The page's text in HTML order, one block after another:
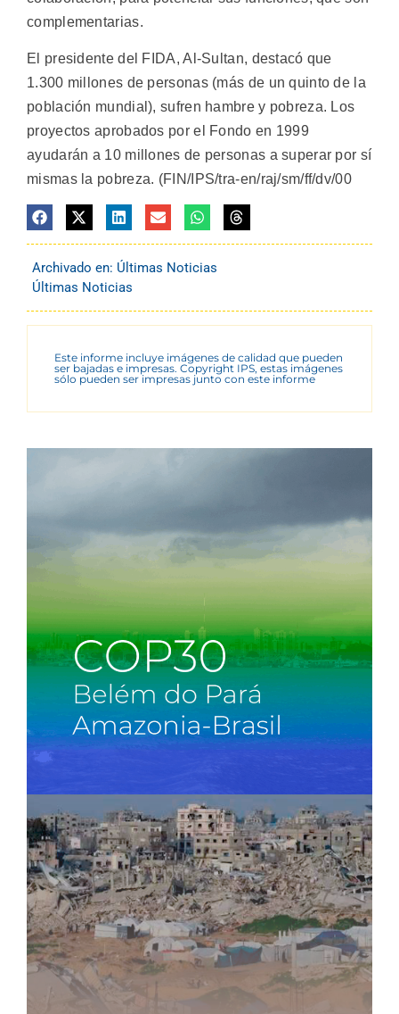
complementarias.
El presidente del FIDA, Al-Sultan, destacó que
1.300 millones de personas (más de un quinto de la
población mundial), sufren hambre y pobreza. Los
proyectos aprobados por el Fondo en 1999
ayudarán a 10 millones de personas a superar por sí
mismas la pobreza. (FIN/IPS/tra-en/raj/sm/ff/dv/00
Archivado en: Últimas Noticias
Últimas Noticias
Este informe incluye imágenes de calidad que pueden
ser bajadas e impresas. Copyright IPS, estas imágenes
sólo pueden ser impresas junto con este informe